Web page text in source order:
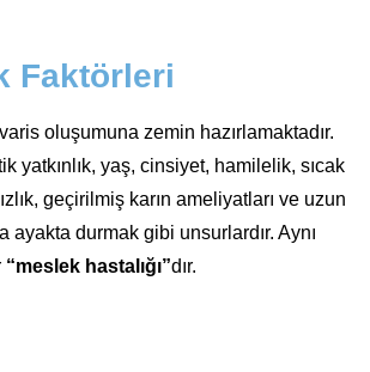
Faktörleri
oluşumuna zemin hazırlamaktadır.
yatkınlık, yaş, cinsiyet, hamilelik, sıcak
geçirilmiş karın ameliyatları ve uzun
ayakta durmak gibi unsurlardır. Aynı
“meslek hastalığı”dır.